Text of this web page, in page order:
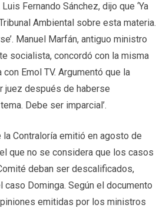
Fernando Sánchez, dijo que ‘Ya
Ambiental sobre esta materia.
Manuel Marfán, antiguo ministro
socialista, concordó con la misma
Emol TV. Argumentó que la
juez después de haberse
Debe ser imparcial’.
la Contraloría emitió en agosto de
que no se considera que los casos
deban ser descalificados,
Dominga. Según el documento
emitidas por los ministros